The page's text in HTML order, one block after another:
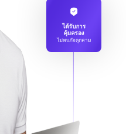
ได้รับการ
คุ้มครอง
ไม่พบภัยคุกคาม